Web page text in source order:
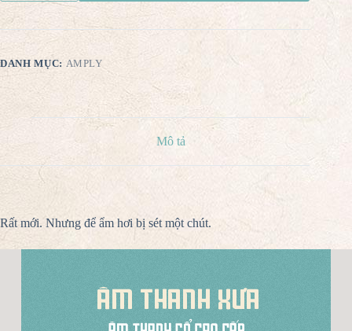
DANH MỤC: AMPLY
Mô tả
Rất mới. Nhưng để ẩm hơi bị sét một chút.